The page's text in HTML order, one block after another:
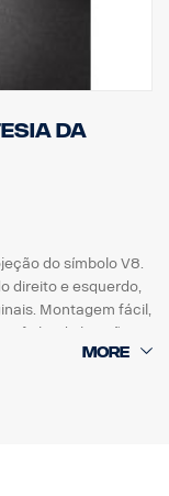
da
do símbolo V8.
direito e esquerdo,
Montagem fácil,
ficha de ligação